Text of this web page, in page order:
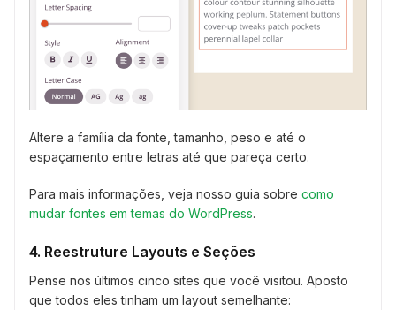
Altere a família da fonte, tamanho, peso e até o
espaçamento entre letras até que pareça certo.
Para mais informações, veja nosso guia sobre como
mudar fontes em temas do WordPress.
4. Reestruture Layouts e Seções
Pense nos últimos cinco sites que você visitou. Aposto
que todos eles tinham um layout semelhante: